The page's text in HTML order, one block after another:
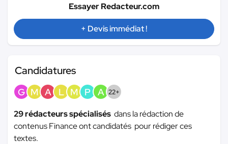
Essayer Redacteur.com
+ Devis immédiat !
Candidatures
G M A L M P A 22+
29 rédacteurs spécialisés dans la rédaction de
contenus Finance ont candidatés pour rédiger ces
textes.